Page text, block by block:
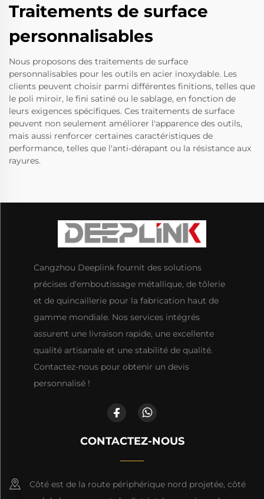
Traitements de surface
personnalisables
Nous proposons des traitements de surface
personnalisables pour les outils en acier inoxydable. Les
clients peuvent choisir parmi différentes finitions, telles que
le poli miroir, le fini satiné ou le sablage, en fonction de
leurs exigences spécifiques. Ces traitements de surface
peuvent non seulement améliorer l'apparence des outils,
mais aussi renforcer certaines caractéristiques de
performance, telles que l'anti-dérapant ou la résistance aux
rayures.
Cangzhou Deeplink fournit des solutions
précises d'emboutissage métallique, de tôlerie
et de quincaillerie pour la fabrication haut de
gamme mondiale. Nos services intégrés
assurent une livraison rapide, une excellente
qualité artisanale et une stabilité de qualité.
Contactez-nous pour obtenir un devis
personnalisé !
CONTACTEZ-NOUS
Côté est de la route périphérique nord projetée, côté